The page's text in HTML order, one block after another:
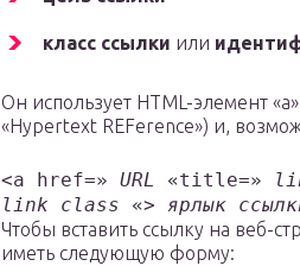
класс ссылки или
Он использует HTML-элемент
«Hypertext REFerence») и,
<a href=» URL «title=»
link class «> ярлык
Чтобы вставить ссылку на веб-
иметь следующую форму: